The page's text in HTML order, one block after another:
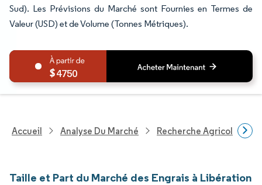
Sud). Les Prévisions du Marché sont Fournies en Termes de
Valeur (USD) et de Volume (Tonnes Métriques).
4750
Accueil Analyse Du Marché Recherche Agricole
Taille et Part du Marché des Engrais à Libération